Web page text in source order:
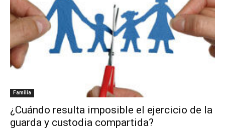
Familia
¿Cuándo resulta imposible el ejercicio de la
guarda y custodia compartida?